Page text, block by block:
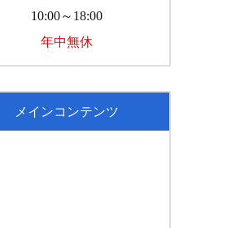
10:00～18:00
年中無休
メインコンテンツ